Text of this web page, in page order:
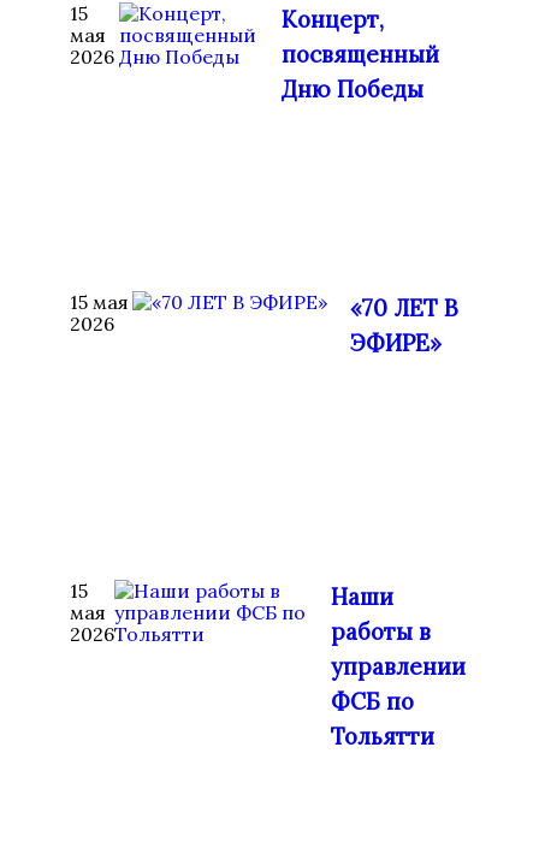
15
мая
2026
Концерт,
посвященный
Дню Победы
15 мая
2026
«70 ЛЕТ В
ЭФИРЕ»
15
мая
2026
Наши
работы в
управлении
ФСБ по
Тольятти